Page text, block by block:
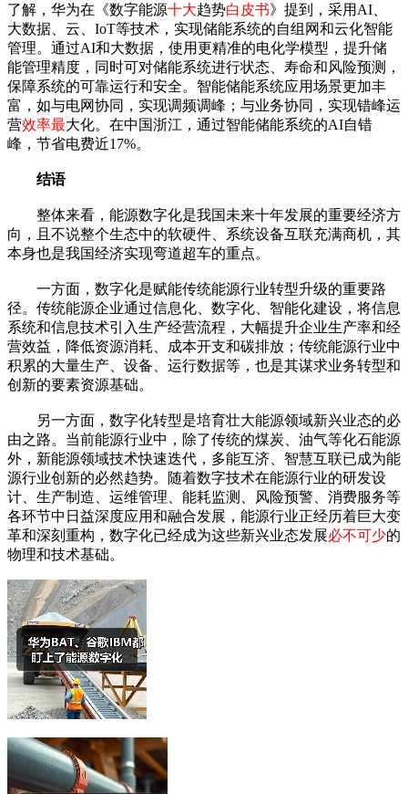
了解，华为在《数字能源十大趋势白皮书》提到，采用AI、
大数据、云、IoT等技术，实现储能系统的自组网和云化智能
管理。通过AI和大数据，使用更精准的电化学模型，提升储
能管理精度，同时可对储能系统进行状态、寿命和风险预测，
保障系统的可靠运行和安全。智能储能系统应用场景更加丰
富，如与电网协同，实现调频调峰；与业务协同，实现错峰运
营效率最大化。在中国浙江，通过智能储能系统的AI自错
峰，节省电费近17%。
结语
整体来看，能源数字化是我国未来十年发展的重要经济方
向，且不说整个生态中的软硬件、系统设备互联充满商机，其
本身也是我国经济实现弯道超车的重点。
一方面，数字化是赋能传统能源行业转型升级的重要路
径。传统能源企业通过信息化、数字化、智能化建设，将信息
系统和信息技术引入生产经营流程，大幅提升企业生产率和经
营效益，降低资源消耗、成本开支和碳排放；传统能源行业中
积累的大量生产、设备、运行数据等，也是其谋求业务转型和
创新的要素资源基础。
另一方面，数字化转型是培育壮大能源领域新兴业态的必
由之路。当前能源行业中，除了传统的煤炭、油气等化石能源
外，新能源领域技术快速迭代，多能互济、智慧互联已成为能
源行业创新的必然趋势。随着数字技术在能源行业的研发设
计、生产制造、运维管理、能耗监测、风险预警、消费服务等
各环节中日益深度应用和融合发展，能源行业正经历着巨大变
革和深刻重构，数字化已经成为这些新兴业态发展必不可少的
物理和技术基础。